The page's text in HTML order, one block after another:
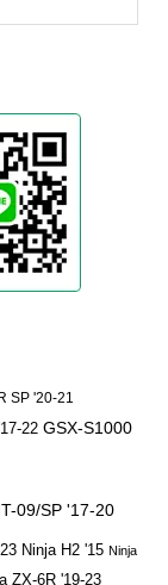
SP '20-21
22 GSX-S1000
09/SP '17-20
Ninja H2 '15 Ninja
ZX-6R '19-23